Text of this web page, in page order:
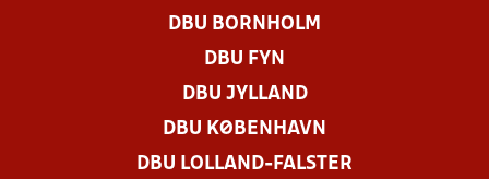
DBU BORNHOLM
DBU FYN
DBU JYLLAND
DBU KØBENHAVN
DBU LOLLAND-FALSTER